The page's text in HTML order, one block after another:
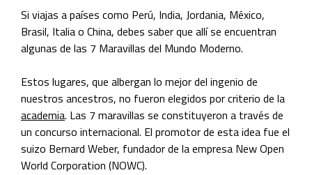
Si viajas a países como Perú, India, Jordania, México,
Brasil, Italia o China, debes saber que allí se encuentran
algunas de las 7 Maravillas del Mundo Moderno.
Estos lugares, que albergan lo mejor del ingenio de
nuestros ancestros, no fueron elegidos por criterio de la
academia. Las 7 maravillas se constituyeron a través de
un concurso internacional. El promotor de esta idea fue el
suizo Bernard Weber, fundador de la empresa New Open
World Corporation (NOWC).